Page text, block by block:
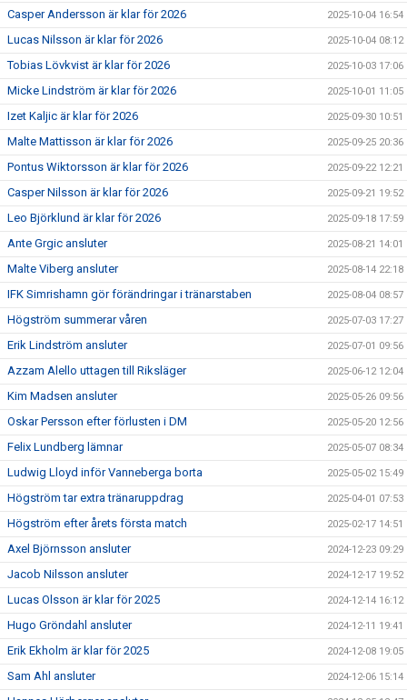
Casper Andersson är klar för 2026 2025-10-04 16:54
Lucas Nilsson är klar för 2026 2025-10-04 08:12
Tobias Lövkvist är klar för 2026 2025-10-03 17:06
Micke Lindström är klar för 2026 2025-10-01 11:05
Izet Kaljic är klar för 2026 2025-09-30 10:51
Malte Mattisson är klar för 2026 2025-09-25 20:36
Pontus Wiktorsson är klar för 2026 2025-09-22 12:21
Casper Nilsson är klar för 2026 2025-09-21 19:52
Leo Björklund är klar för 2026 2025-09-18 17:59
Ante Grgic ansluter 2025-08-21 14:01
Malte Viberg ansluter 2025-08-14 22:18
IFK Simrishamn gör förändringar i tränarstaben 2025-08-04 08:57
Högström summerar våren 2025-07-03 17:27
Erik Lindström ansluter 2025-07-01 09:56
Azzam Alello uttagen till Riksläger 2025-06-12 12:04
Kim Madsen ansluter 2025-05-26 09:56
Oskar Persson efter förlusten i DM 2025-05-20 12:56
Felix Lundberg lämnar 2025-05-07 08:34
Ludwig Lloyd inför Vanneberga borta 2025-05-02 15:49
Högström tar extra tränaruppdrag 2025-04-01 07:53
Högström efter årets första match 2025-02-17 14:51
Axel Björnsson ansluter 2024-12-23 09:29
Jacob Nilsson ansluter 2024-12-17 19:52
Lucas Olsson är klar för 2025 2024-12-14 16:12
Hugo Gröndahl ansluter 2024-12-11 19:41
Erik Ekholm är klar för 2025 2024-12-08 19:05
Sam Ahl ansluter 2024-12-06 15:14